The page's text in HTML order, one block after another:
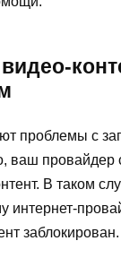
проблемы с
ваш провайдер
В таком
интернет-
заблокирован.